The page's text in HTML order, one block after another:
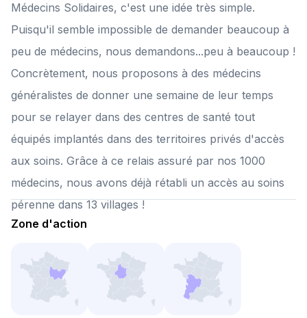
Médecins Solidaires, c'est une idée très simple.
Puisqu'il semble impossible de demander beaucoup à
peu de médecins, nous demandons...peu à beaucoup !
Concrètement, nous proposons à des médecins
généralistes de donner une semaine de leur temps
pour se relayer dans des centres de santé tout
équipés implantés dans des territoires privés d'accès
aux soins. Grâce à ce relais assuré par nos 1000
médecins, nous avons déjà rétabli un accès au soins
pérenne dans 13 villages !
Zone d'action